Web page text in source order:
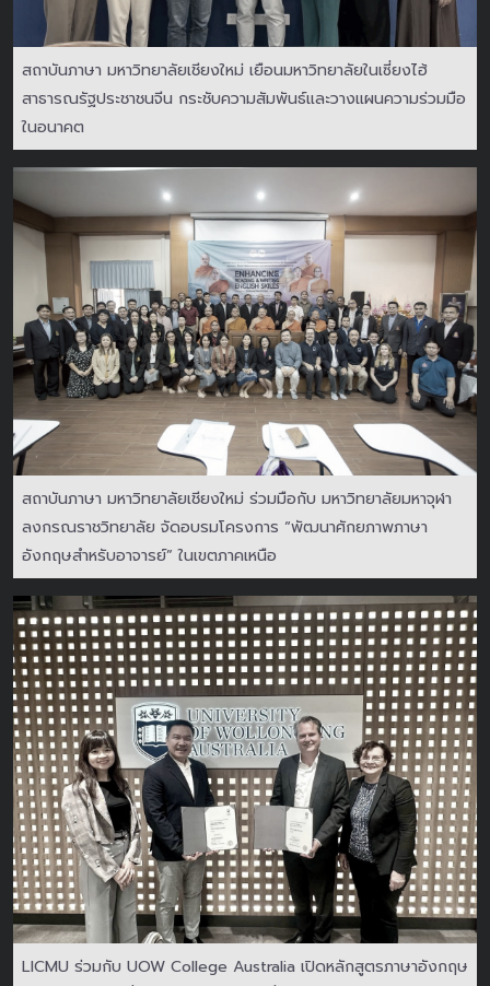
สถาบันภาษา มหาวิทยาลัยเชียงใหม่ เยือนมหาวิทยาลัยในเซี่ยงไฮ้
สาธารณรัฐประชาชนจีน กระชับความสัมพันธ์และวางแผนความร่วมมือ
ในอนาคต
สถาบันภาษา มหาวิทยาลัยเชียงใหม่ ร่วมมือกับ มหาวิทยาลัยมหาจุฬา
ลงกรณราชวิทยาลัย จัดอบรมโครงการ “พัฒนาศักยภาพภาษา
อังกฤษสำหรับอาจารย์” ในเขตภาคเหนือ
LICMU ร่วมกับ UOW College Australia เปิดหลักสูตรภาษาอังกฤษ